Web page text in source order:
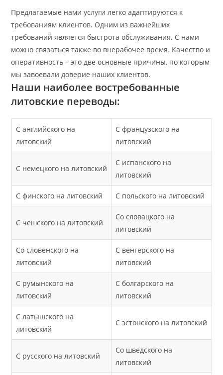
Предлагаемые нами услуги легко адаптируются к
требованиям клиентов. Одним из важнейших
требований является быстрота обслуживания. С нами
можно связаться также во внерабочее время. Качество и
оперативность – это две основные причины, по которым
мы завоевали доверие наших клиентов.
Наши наиболее востребованные
литовские переводы:
С английского на
литовский
С французского на
литовский
С немецкого на литовский
С испанского на
литовский
С финского на литовский С польского на литовский
С чешского на литовский
Со словацкого на
литовский
Со словенского на
литовский
С венгерского на
литовский
С румынского на
литовский
С болгарского на
литовский
С латышского на
литовский
С эстонского на литовский
С русского на литовский
Со шведского на
литовский